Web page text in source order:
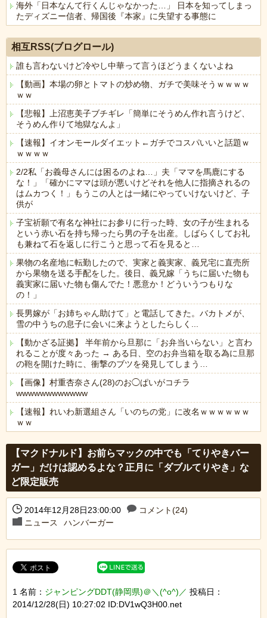
海外「日本なんて行くんじゃなかった…」 日本を知ってしまっ
たディズニー信者、帰国後『本家』に失望する事態に
相互RSS(ブログロール)
誰も言わないけど冷やし中華って言うほどうまくないよね
【動画】本場の卵とトマトの炒め物、ガチで美味そうｗｗｗｗ
ｗｗ
【悲報】上沼恵美子ブチギレ「簡単にそうめん作れ言うけど、
そうめん作りて地獄なんよ」
【速報】イオンモールダイエット←ガチでコスパいいと話題ｗ
ｗｗｗｗ
2/2私「お義母さんには困るのよね…」夫「ママを馬鹿にする
な！」「確かにママは頭が悪いけどそれを他人に指摘されるの
はムカつく！」もうこの人とは一緒にやっていけないけど、子
供が
子宝祈願で有名な神社にお参りに行った時、女の子が生まれる
という赤い石を持ち帰ったら男の子を出産。しばらくしてお礼
も兼ねて石を返しに行こうと思って石を見ると…
果物の名産地に転勤したので、実家と義実家、義兄宅に直売所
から果物を送る手配をした。後日、義兄嫁「うちに届いた物も
義実家に届いた物も傷んでた！悪意か！どういうつもりな
の！」
長男嫁が「お姉ちゃん助けて」と電話してきた。バカトメが、
雪の中うちの息子に会いに来ようとしたらしく...
【動かざる証拠】 半年前から旦那に「お弁当いらない」と言わ
れることが度々あった → ある日、空のお弁当箱を取る為に旦那
の鞄を開けた時に、衝撃のブツを発見してしまう…
【画像】村重杏奈さん(28)のお◯ぱいがコチラ
wwwwwwwwwwww
【速報】れいわ新選組さん「いのちの党」に改名ｗｗｗｗｗｗ
ｗｗ
【マクドナルド】お前らマックの中でも「てりやきバー
ガー」だけは認めるよな？正月に「ダブルてりやき」な
ど限定販売
2014年12月28日23:00:00
コメント(24)
ニュース
ハンバーガー
1 名前： ジャンピングDDT(静岡県)＠＼(^o^)／ 投稿日：
2014/12/28(日) 10:27:02 ID:DV1wQ3H00.net